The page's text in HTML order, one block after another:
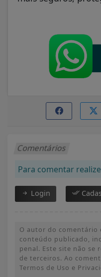
Comentários
Para comentar
Login
O autor do comentário
conteúdo publicado,
penal. Este site não se
de terceiros. Ao
Termos de Uso e